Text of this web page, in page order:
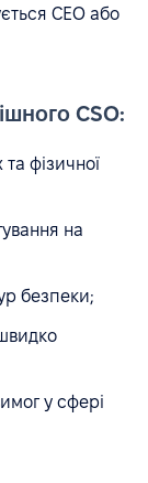
CEO або
CSO:
фізичної
на
безпеки;
у сфері